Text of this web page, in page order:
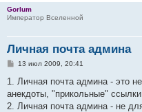
Gorlum
Император Вселенной
Личная почта админа
С
о
щ
е
13 июл 2009, 20:41
1. Личная почта админа - это
анекдоты, "прикольные"
2. Личная почта админа - не